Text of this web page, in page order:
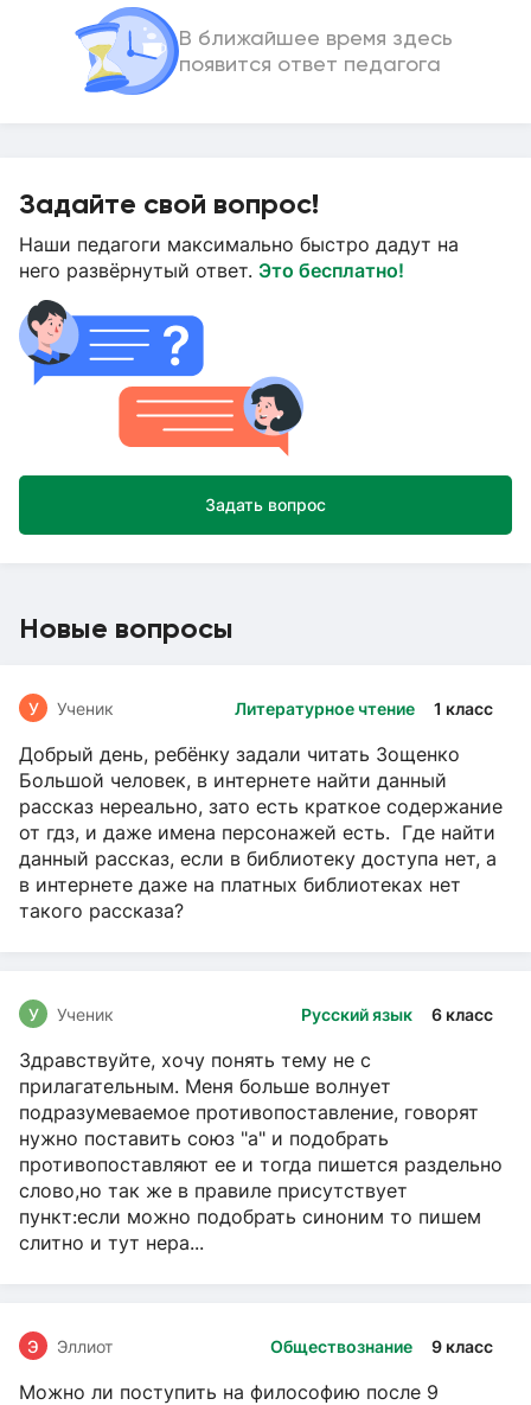
В ближайшее время здесь
появится ответ педагога
Задайте свой вопрос!
Наши педагоги максимально быстро дадут на
него развёрнутый ответ. Это бесплатно!
Задать вопрос
Новые вопросы
Литературное чтение 1 класс
У Ученик
Добрый день, ребёнку задали читать Зощенко
Большой человек, в интернете найти данный
рассказ нереально, зато есть краткое содержание
от гдз, и даже имена персонажей есть. Где найти
данный рассказ, если в библиотеку доступа нет, а
в интернете даже на платных библиотеках нет
такого рассказа?
Русский язык 6 класс
У Ученик
Здравствуйте, хочу понять тему не с
прилагательным. Меня больше волнует
подразумеваемое противопоставление, говорят
нужно поставить союз "а" и подобрать
противопоставляют ее и тогда пишется раздельно
слово,но так же в правиле присутствует
пункт:если можно подобрать синоним то пишем
слитно и тут нера...
Обществознание 9 класс
Э Эллиот
Можно ли поступить на философию после 9